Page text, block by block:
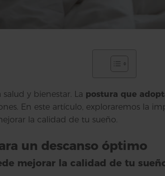
y bienestar. La postura que
En este artículo, exploraremos la
la calidad de tu sueño.
un descanso óptimo
mejorar la calidad de tu